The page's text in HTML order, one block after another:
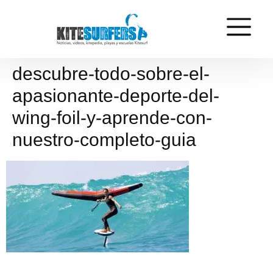
descubre-todo-sobre-el-
apasionante-deporte-del-
wing-foil-y-aprende-con-
nuestro-completo-guia